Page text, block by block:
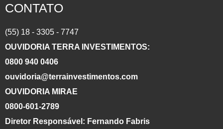
CONTATO
(55) 18 - 3305 - 7747
OUVIDORIA TERRA INVESTIMENTOS:
0800 940 0406
ouvidoria@terrainvestimentos.com
OUVIDORIA MIRAE
0800-601-2789
Diretor Responsável: Fernando Fabris